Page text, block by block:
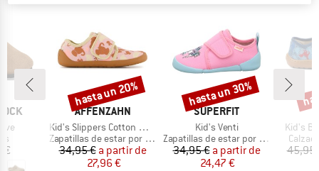
€
MARCA
AFFENZAHN
Artículo
Kid's Slippers Cotton Movy
Product group
Zapatillas de estar por casa
Precio
34,95 € Precio reducido
a partir de
27,96 €
Descuento
hasta un 20%
MARCA
SUPERFIT
Artículo
Kid's Venti
Product group
Zapatillas de estar por casa
Precio
34,95 € Precio reducido
a partir de
24,47 €
Descuento
hasta un 30%
Artículo
Kid's
45,95